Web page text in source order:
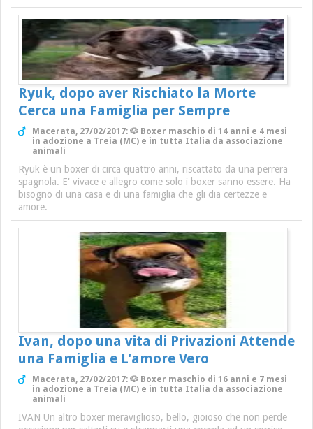
Ryuk, dopo aver Rischiato la Morte
Cerca una Famiglia per Sempre
Macerata, 27/02/2017: 🐶 Boxer maschio di 14 anni e 4 mesi
in adozione a Treia (MC) e in tutta Italia da associazione
animali
Ryuk è un boxer di circa quattro anni, riscattato da una perrera
spagnola. E' vivace e allegro come solo i boxer sanno essere. Ha
bisogno di una casa e di una famiglia che gli dia certezze e
amore.
Ivan, dopo una vita di Privazioni Attende
una Famiglia e L'amore Vero
Macerata, 27/02/2017: 🐶 Boxer maschio di 16 anni e 7 mesi
in adozione a Treia (MC) e in tutta Italia da associazione
animali
IVAN Un altro boxer meraviglioso, bello, gioioso che non perde